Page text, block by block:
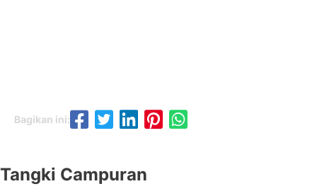
Bagikan ini:
Tangki Campuran